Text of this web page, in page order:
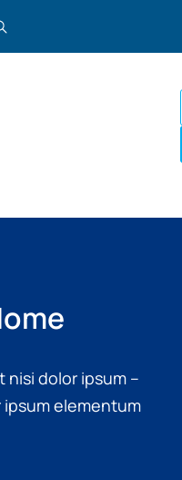
nisi dolor ipsum –
ipsum elementum